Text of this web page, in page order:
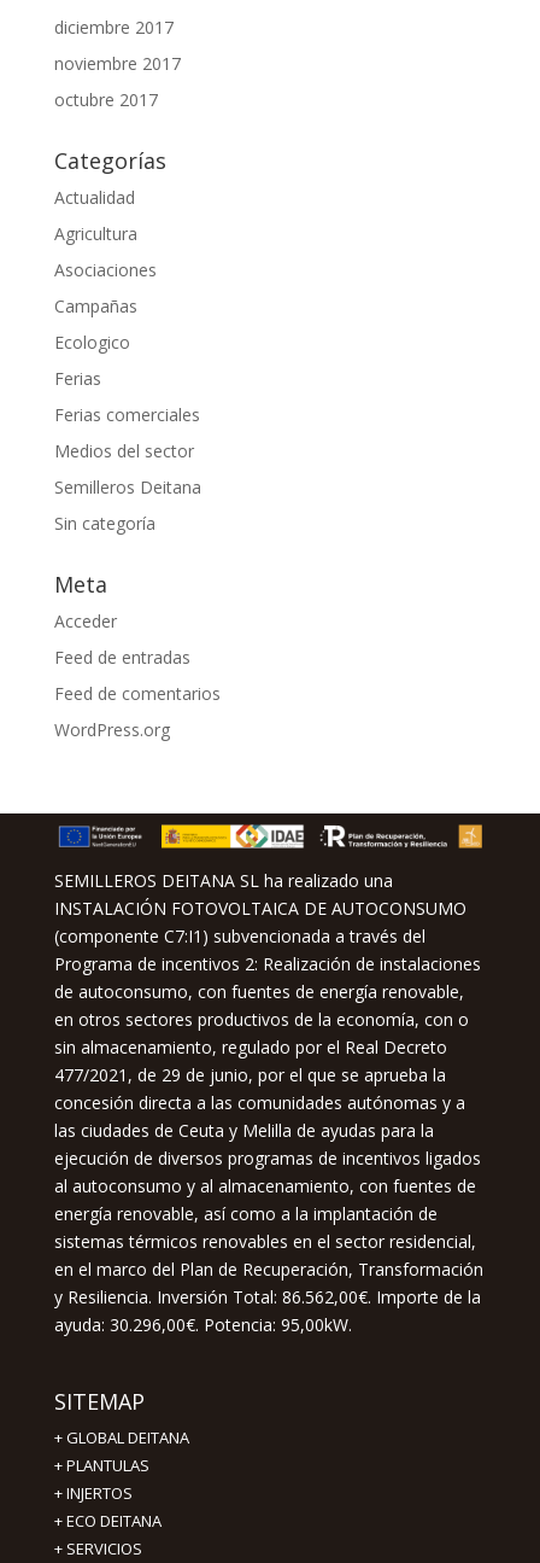
diciembre 2017
noviembre 2017
octubre 2017
Categorías
Actualidad
Agricultura
Asociaciones
Campañas
Ecologico
Ferias
Ferias comerciales
Medios del sector
Semilleros Deitana
Sin categoría
Meta
Acceder
Feed de entradas
Feed de comentarios
WordPress.org
SEMILLEROS DEITANA SL ha realizado una
INSTALACIÓN FOTOVOLTAICA DE AUTOCONSUMO
(componente C7:I1) subvencionada a través del
Programa de incentivos 2: Realización de instalaciones
de autoconsumo, con fuentes de energía renovable,
en otros sectores productivos de la economía, con o
sin almacenamiento, regulado por el Real Decreto
477/2021, de 29 de junio, por el que se aprueba la
concesión directa a las comunidades autónomas y a
las ciudades de Ceuta y Melilla de ayudas para la
ejecución de diversos programas de incentivos ligados
al autoconsumo y al almacenamiento, con fuentes de
energía renovable, así como a la implantación de
sistemas térmicos renovables en el sector residencial,
en el marco del Plan de Recuperación, Transformación
y Resiliencia. Inversión Total: 86.562,00€. Importe de la
ayuda: 30.296,00€. Potencia: 95,00kW.
SITEMAP
+GLOBAL DEITANA
+PLANTULAS
+INJERTOS
+ECO DEITANA
+ SERVICIOS